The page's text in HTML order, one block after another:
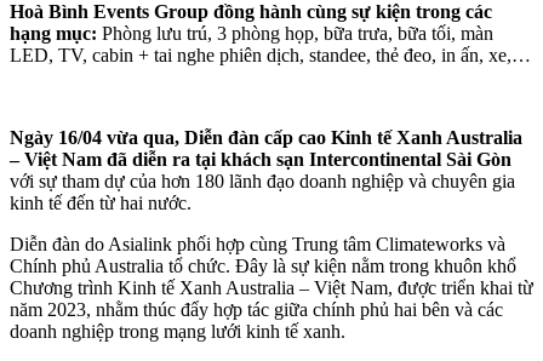
Hoà Bình Events Group đồng hành cùng sự kiện trong các
hạng mục: Phòng lưu trú, 3 phòng họp, bữa trưa, bữa tối, màn
LED, TV, cabin + tai nghe phiên dịch, standee, thẻ đeo, in ấn, xe,…
Ngày 16/04 vừa qua, Diễn đàn cấp cao Kinh tế Xanh Australia
– Việt Nam đã diễn ra tại khách sạn Intercontinental Sài Gòn
với sự tham dự của hơn 180 lãnh đạo doanh nghiệp và chuyên gia
kinh tế đến từ hai nước.
Diễn đàn do Asialink phối hợp cùng Trung tâm Climateworks và
Chính phủ Australia tổ chức. Đây là sự kiện nằm trong khuôn khổ
Chương trình Kinh tế Xanh Australia – Việt Nam, được triển khai từ
năm 2023, nhằm thúc đẩy hợp tác giữa chính phủ hai bên và các
doanh nghiệp trong mạng lưới kinh tế xanh.